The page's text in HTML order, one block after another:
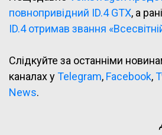
повнопривідний ID.4 GTX, а
ID.4 отримав звання
Слідкуйте за останніми
каналах уTelegram, Facebook,
News.